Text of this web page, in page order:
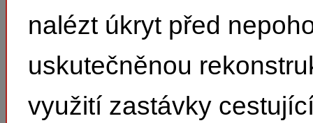
nalézt úkryt před
uskutečněnou
využití zastávky